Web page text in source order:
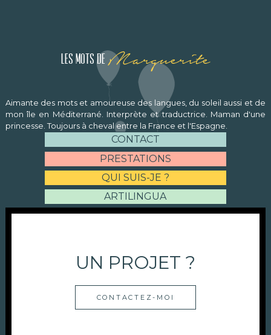
Les mots de Marguerite
Aimante des mots et amoureuse des langues, du soleil aussi et de
mon île en Méditerrané. Interprète et traductrice. Maman d'une
princesse. Toujours à cheval entre la France et l'Espagne.
CONTACT
PRESTATIONS
QUI SUIS-JE ?
ARTILINGUA
UN PROJET ?
CONTACTEZ-MOI